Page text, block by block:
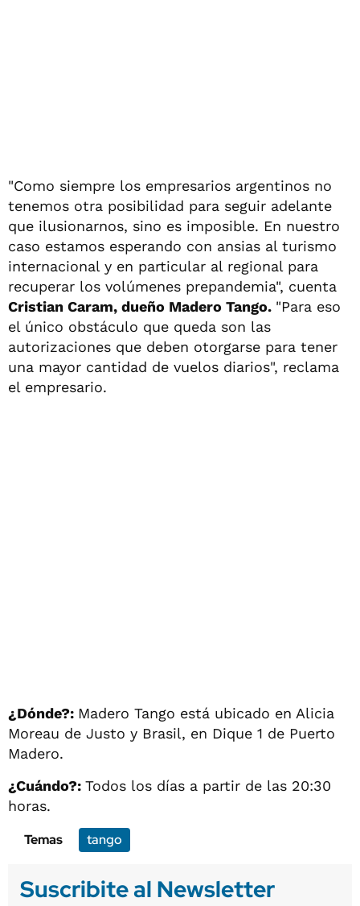
"Como siempre los empresarios argentinos no
tenemos otra posibilidad para seguir adelante
que ilusionarnos, sino es imposible. En nuestro
caso estamos esperando con ansias al turismo
internacional y en particular al regional para
recuperar los volúmenes prepandemia", cuenta
Cristian Caram, dueño Madero Tango. "Para eso
el único obstáculo que queda son las
autorizaciones que deben otorgarse para tener
una mayor cantidad de vuelos diarios", reclama
el empresario.
¿Dónde?: Madero Tango está ubicado en Alicia
Moreau de Justo y Brasil, en Dique 1 de Puerto
Madero.
¿Cuándo?: Todos los días a partir de las 20:30
horas.
Temas
tango
Suscribite al Newsletter